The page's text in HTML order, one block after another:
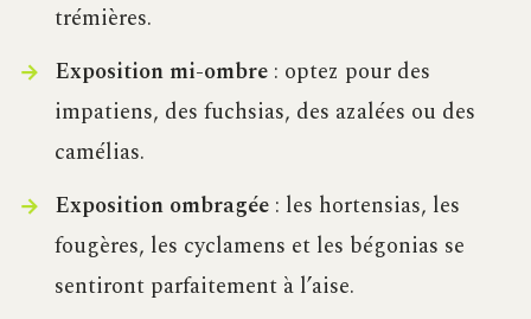
trémières.
Exposition mi-ombre: optez pour des
impatiens, des fuchsias, des azalées ou des
camélias.
Exposition ombragée: les hortensias, les
fougères, les cyclamens et les bégonias se
sentiront parfaitement à l’aise.